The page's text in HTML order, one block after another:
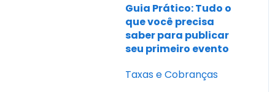
Guia Prático: Tudo o
que você precisa
saber para publicar
seu primeiro evento
Taxas e Cobranças